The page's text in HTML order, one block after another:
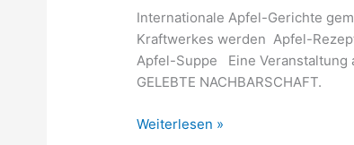
Internationale Apfel-Gerichte
Kraftwerkes werden Apfel-
Apfel-Suppe Eine Veranstaltung
GELEBTE NACHBARSCHAFT.
GELEBTE
NACHBARSCHAFT
Weiterlesen »